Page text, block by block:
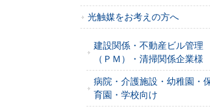
光触媒をお考えの方へ
建設関係・不動産ビル管理
（ＰＭ）・清掃関係企業様
病院・介護施設・幼稚園・
育園・学校向け